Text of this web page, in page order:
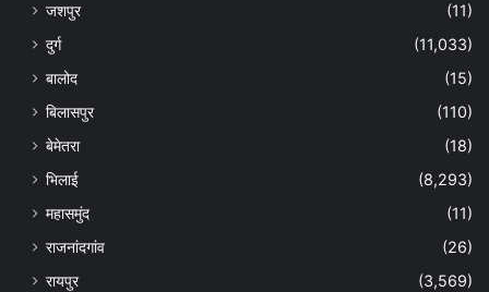
जशपुर
(11)
दुर्ग
(11,033)
बालोद
(15)
बिलासपुर
(110)
बेमेतरा
(18)
भिलाई
(8,293)
महासमुंद
(11)
राजनांदगांव
(26)
रायपुर
(3,569)